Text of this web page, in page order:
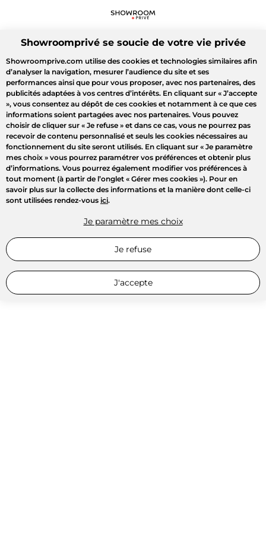
Showroomprivé se soucie de votre vie privée
Showroomprive.com utilise des cookies et technologies similaires afin
d’analyser la navigation, mesurer l’audience du site et ses
performances ainsi que pour vous proposer, avec nos partenaires, des
publicités adaptées à vos centres d’intérêts. En cliquant sur « J’accepte
», vous consentez au dépôt de ces cookies et notamment à ce que ces
informations soient partagées avec nos partenaires. Vous pouvez
choisir de cliquer sur « Je refuse » et dans ce cas, vous ne pourrez pas
recevoir de contenu personnalisé et seuls les cookies nécessaires au
fonctionnement du site seront utilisés. En cliquant sur « Je paramètre
mes choix » vous pourrez paramétrer vos préférences et obtenir plus
d’informations. Vous pourrez également modifier vos préférences à
tout moment (à partir de l’onglet « Gérer mes cookies »). Pour en
savoir plus sur la collecte des informations et la manière dont celle-ci
sont utilisées rendez-vous ici.
Je paramètre mes choix
Je refuse
J'accepte